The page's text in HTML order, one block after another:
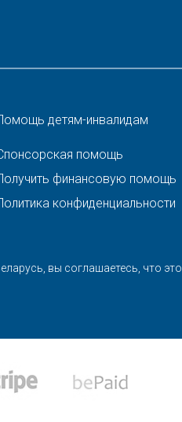
детям-инвалидам
помощь
финансовую помощь
конфиденциальности
вы соглашаетесь, что это